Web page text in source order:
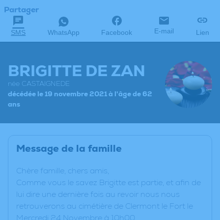
Partager
SMS WhatsApp Facebook E-mail Lien
BRIGITTE DE ZAN
née CASTAIGNEDE
décédée le 19 novembre 2021 à l'âge de 62
ans
Message de la famille
Chère famille, chers amis,
Comme vous le savez Brigitte est partie, et afin de
lui dire une dernière fois au revoir nous nous
retrouverons au cimétière de Clermont le Fort le